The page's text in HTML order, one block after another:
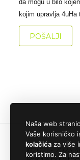
da mogu u bilo
kojim upravlja
©2021 - 2023
Naša web
Vaše korisničko
kolačića za više
koristimo. Za